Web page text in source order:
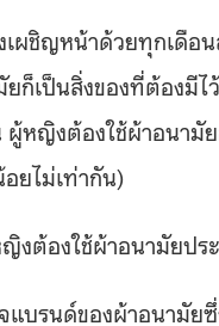
ผชิญหน้าด้วยทุกเดือ
ก็เป็นสิ่งของที่ต้องมี
หญิงต้องใช้ผ้าอนา
ยไม่เท่ากัน)
งต้องใช้ผ้าอนามัยป
แบรนด์ของผ้าอนามั